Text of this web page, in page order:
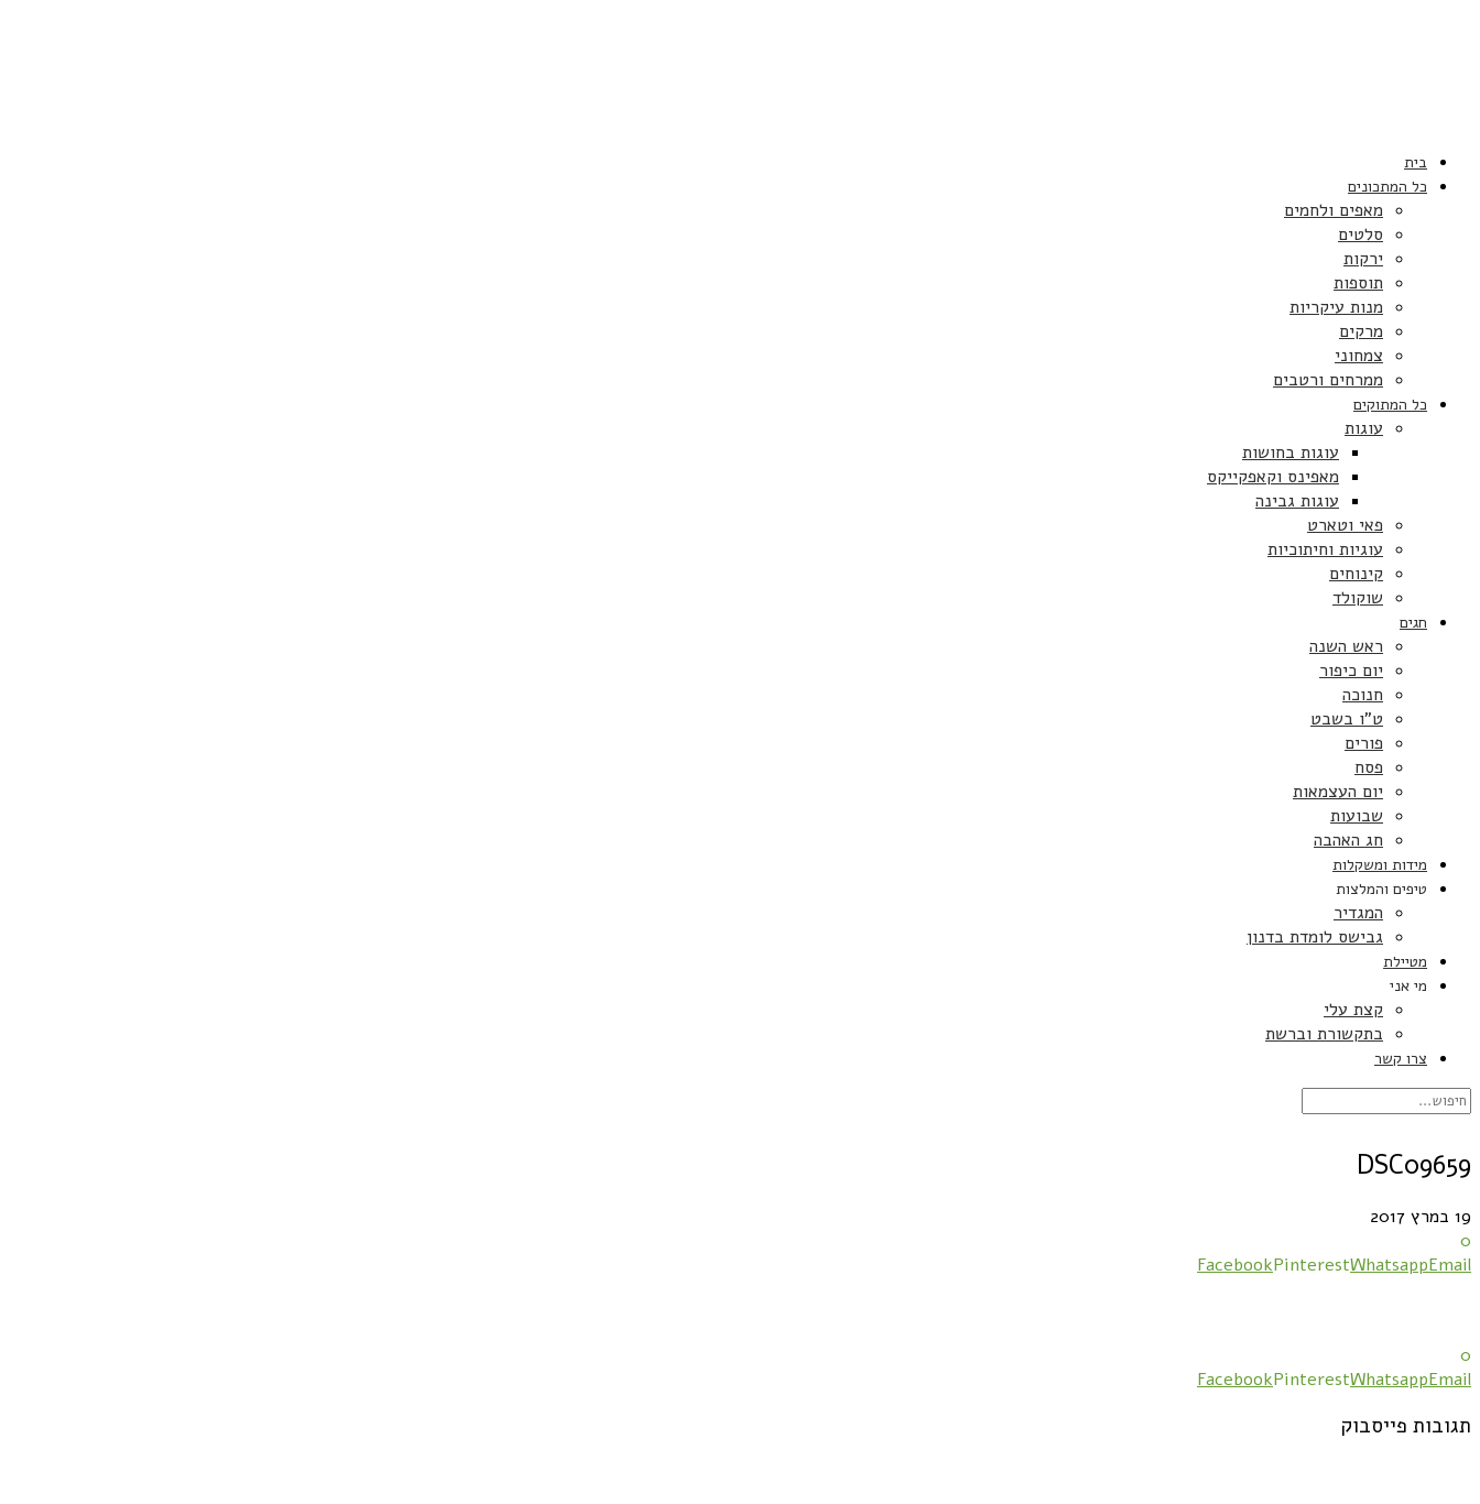
בית
כל המתכונים
מאפים ולחמים
סלטים
ירקות
תוספות
מנות עיקריות
מרקים
צמחוני
ממרחים ורטבים
כל המתוקים
עוגות
עוגות בחושות
מאפינס וקאפקייקס
עוגות גבינה
פאי וטארט
עוגיות וחיתוכיות
קינוחים
שוקולד
חגים
ראש השנה
יום כיפור
חנוכה
ט”ו בשבט
פורים
פסח
יום העצמאות
שבועות
חג האהבה
מידות ומשקלות
טיפים והמלצות
המגדיר
גבישס לומדת בדנון
מטיילת
מי אני
קצת עלי
בתקשורת וברשת
צרו קשר
DSC09659
19 במרץ 2017
0
FacebookPinterestWhatsappEmail
0
FacebookPinterestWhatsappEmail
תגובות פייסבוק